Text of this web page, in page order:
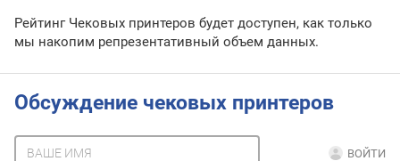
Рейтинг Чековых принтеров будет доступен, как только
мы накопим репрезентативный объем данных.
Обсуждение чековых принтеров
ВОЙТИ